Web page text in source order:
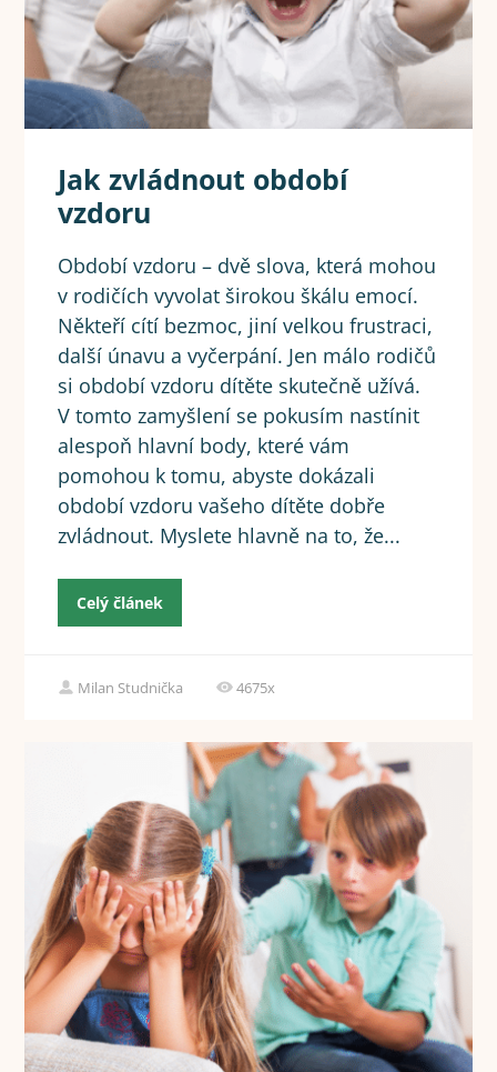
Jak zvládnout období
vzdoru
Období vzdoru – dvě slova, která mohou
v rodičích vyvolat širokou škálu emocí.
Někteří cítí bezmoc, jiní velkou frustraci,
další únavu a vyčerpání. Jen málo rodičů
si období vzdoru dítěte skutečně užívá.
V tomto zamyšlení se pokusím nastínit
alespoň hlavní body, které vám
pomohou k tomu, abyste dokázali
období vzdoru vašeho dítěte dobře
zvládnout. Myslete hlavně na to, že...
Celý článek
Milan Studnička 4675x